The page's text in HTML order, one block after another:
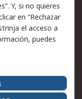
de privacidad -
de emails
de venta
Y, si no quieres
en “Rechazar
el acceso a
puedes